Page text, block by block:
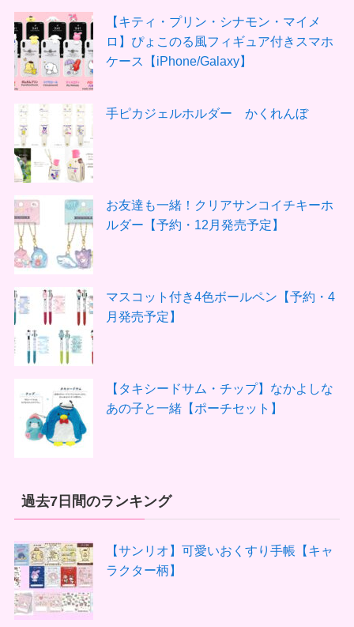
【キティ・プリン・シナモン・マイメ
ロ】ぴょこのる風フィギュア付きスマホ
ケース【iPhone/Galaxy】
手ピカジェルホルダー かくれんぼ
お友達も一緒！クリアサンコイチキーホ
ルダー【予約・12月発売予定】
マスコット付き4色ボールペン【予約・4
月発売予定】
【タキシードサム・チップ】なかよしな
あの子と一緒【ポーチセット】
過去7日間のランキング
【サンリオ】可愛いおくすり手帳【キャ
ラクター柄】